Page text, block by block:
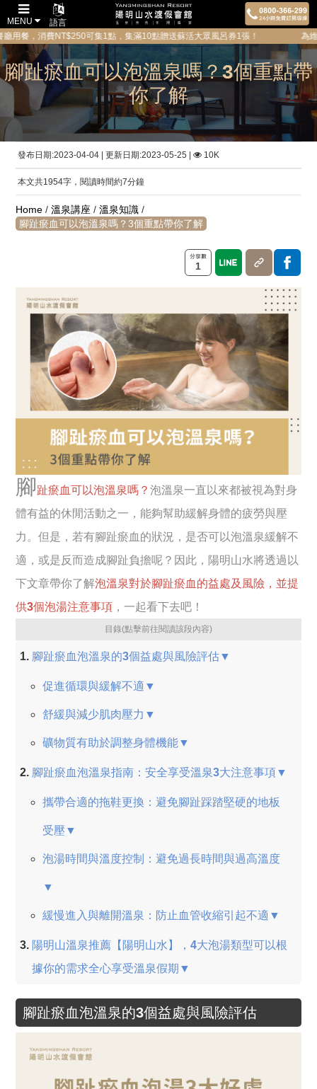
語言
MENU
NT$250可集1點，集滿10點贈送蘇活大眾風呂券1張！ 為維護所有貴賓的隱
腳趾瘀血可以泡溫泉嗎？3個重點帶
你了解
發布日期:2023-04-04 | 更新日期:2023-05-25 | 10K
本文共1954字，閱讀時間約7分鐘
Home /溫泉講座 /溫泉知識 /
腳趾瘀血可以泡溫泉嗎？3個重點帶你了解
1
腳趾瘀血可以泡溫泉嗎？泡溫泉一直以來都被視為對身
體有益的休閒活動之一，能夠幫助緩解身體的疲勞與壓
力。但是，若有腳趾瘀血的狀況，是否可以泡溫泉緩解不
適，或是反而造成腳趾負擔呢？因此，陽明山水將透過以
下文章帶你了解泡溫泉對於腳趾瘀血的益處及風險，並提
供3個泡湯注意事項 ，一起看下去吧！
目錄(點擊前往閱讀該段內容)
腳趾瘀血泡溫泉的3個益處與風險評估▼
促進循環與緩解不適▼
舒緩與減少肌肉壓力▼
礦物質有助於調整身體機能▼
腳趾瘀血泡溫泉指南：安全享受溫泉3大注意事項▼
攜帶合適的拖鞋更換：避免腳趾踩踏堅硬的地板
受壓▼
泡湯時間與溫度控制：避免過長時間與過高溫度
▼
緩慢進入與離開溫泉：防止血管收縮引起不適▼
陽明山溫泉推薦【陽明山水】，4大泡湯類型可以根
據你的需求全心享受溫泉假期▼
腳趾瘀血泡溫泉的3個益處與風險評估